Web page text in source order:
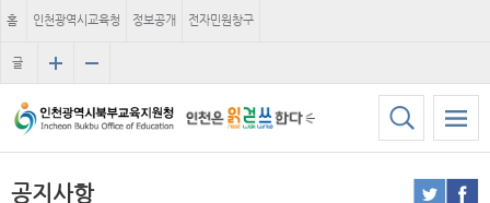
홈 인천광역시교육청 정보공개 전자민원창구
글
자
기
공지사항